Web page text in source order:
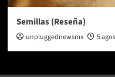
Semillas (Reseña)
unpluggednewsmx 5